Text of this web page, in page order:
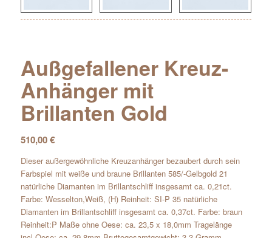
Außgefallener Kreuz-
Anhänger mit
Brillanten Gold
510,00€
Dieser außergewöhnliche Kreuzanhänger bezaubert durch sein
Farbspiel mit weiße und braune Brillanten 585/-Gelbgold 21
natürliche Diamanten im Brillantschliff insgesamt ca. 0,21ct.
Farbe: Wesselton,Weiß, (H) Reinheit: SI-P 35 natürliche
Diamanten im Brillantschliff insgesamt ca. 0,37ct. Farbe: braun
Reinheit:P Maße ohne Oese: ca. 23,5 x 18,0mm Tragelänge